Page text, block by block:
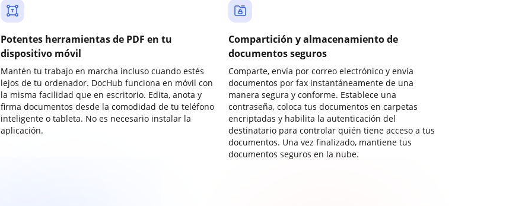
Potentes herramientas de PDF en tu
dispositivo móvil
Mantén tu trabajo en marcha incluso cuando estés
lejos de tu ordenador. DocHub funciona en móvil con
la misma facilidad que en escritorio. Edita, anota y
firma documentos desde la comodidad de tu teléfono
inteligente o tableta. No es necesario instalar la
aplicación.
Compartición y almacenamiento de
documentos seguros
Comparte, envía por correo electrónico y envía
documentos por fax instantáneamente de una
manera segura y conforme. Establece una
contraseña, coloca tus documentos en carpetas
encriptadas y habilita la autenticación del
destinatario para controlar quién tiene acceso a tus
documentos. Una vez finalizado, mantiene tus
documentos seguros en la nube.